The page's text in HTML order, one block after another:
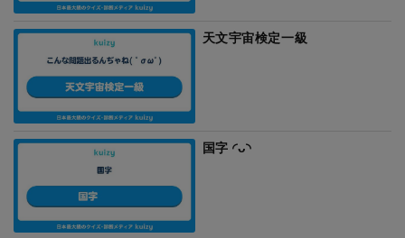
天文宇宙検定一級
国字 ◜ᴗ◝